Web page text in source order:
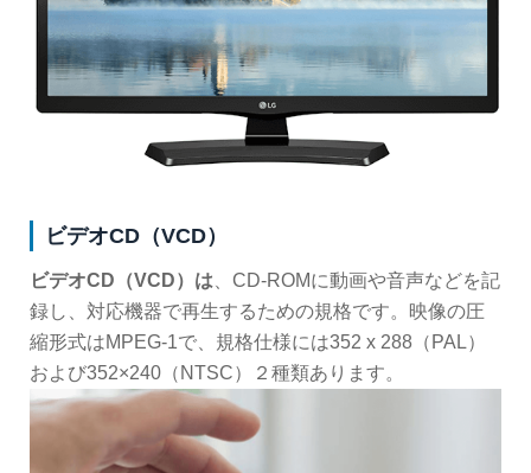
ビデオCD（VCD）
ビデオCD（VCD）は 、CD-ROMに動画や音声などを記
録し、対応機器で再生するための規格です。映像の圧
縮形式はMPEG-1で、規格仕様には352 x 288（PAL）
および352×240（NTSC）２種類あります。